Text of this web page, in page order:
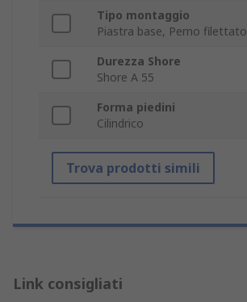
Tipo montaggio
Piastra base, Perno filettato
Durezza Shore
Shore A 55
Forma piedini
Cilindrico
Trova prodotti simili
Link consigliati